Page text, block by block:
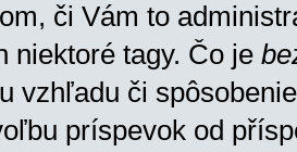
či Vám to
niektoré tagy. Čo je
vzhľadu či
príspevok od